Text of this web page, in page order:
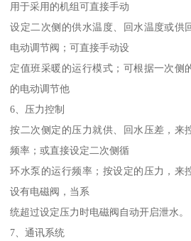
用于采用的机组可直接手动
设定二次侧的供水温度、回水温度或供
电动调节阀；可直接手动设
定值班采暖的运行模式；可根据一次侧
的电动调节他
6、压力控制
按二次侧定的压力就供、回水压差，来
频率；或直接设定二次侧循
环水泵的运行频率；按设定的压力，来
设有电磁阀，当系
统超过设定压力时电磁阀自动开启泄水。
7、通讯系统